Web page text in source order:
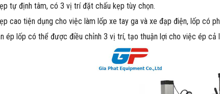
tự định tâm, có 3 vị trí đặt chấu kẹp tùy chọn.
cao tiện dụng cho việc làm lốp xe tay ga và xe đạp điện, lốp có
ép lốp có thể được điều chỉnh 3 vị trí, tạo thuận lợi cho việc ép